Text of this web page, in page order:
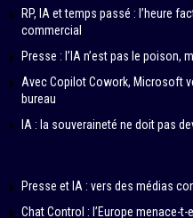
RP, IA et temps passé : l’heure
commercial
Presse : l’IA n’est pas le poison,
Avec Copilot Cowork, Microsoft
bureau
IA : la souveraineté ne doit pas
Presse et IA : vers des médias
Chat Control : l’Europe menace-